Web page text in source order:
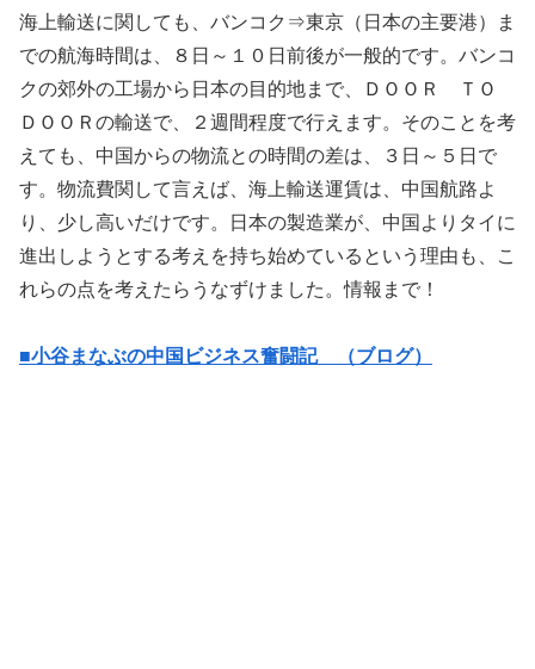
海上輸送に関しても、バンコク⇒東京（日本の主要港）ま
での航海時間は、８日～１０日前後が一般的です。バンコ
クの郊外の工場から日本の目的地まで、ＤＯＯＲ ＴＯ
ＤＯＯＲの輸送で、２週間程度で行えます。そのことを考
えても、中国からの物流との時間の差は、３日～５日で
す。物流費関して言えば、海上輸送運賃は、中国航路よ
り、少し高いだけです。日本の製造業が、中国よりタイに
進出しようとする考えを持ち始めているという理由も、こ
れらの点を考えたらうなずけました。情報まで！
■小谷まなぶの中国ビジネス奮闘記 （ブログ）